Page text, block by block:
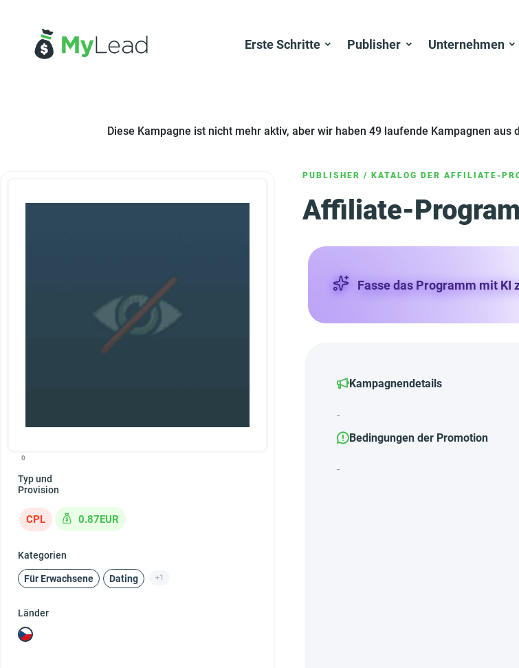
Erste Schritte Publisher Unternehmen
Diese Kampagne ist nicht mehr aktiv, aber wir haben 49 laufende Kampagnen
PUBLISHER / KATALOG DER AFFILIATE-
Affiliate-
0
Typ und
Provision
CPL 0.87EUR
Kategorien
Für Erwachsene Dating +1
Länder
Fasse das Programm mit KI
Kampagnendetails
-
Bedingungen der Promotion
-